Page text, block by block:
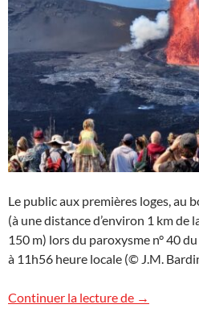
Le public aux premières loges, au
(à une distance d’environ 1 km de
150 m) lors du paroxysme n° 40
à 11h56 heure locale (© J.M.
Continuer la lecture de Le Kilauea
→